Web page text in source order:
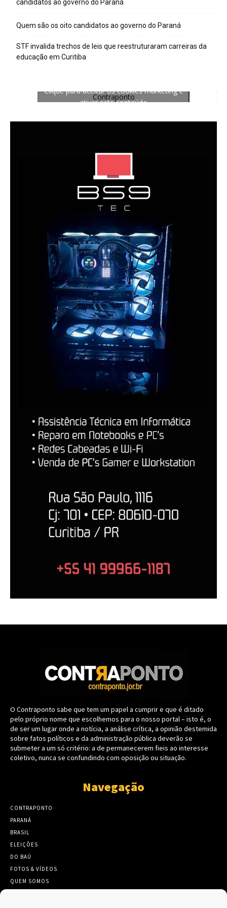
candidatos ao governo do Paraná
Quem são os oito candidatos ao governo do Paraná
STF invalida trechos de leis que reestruturaram carreiras da
educação em Curitiba
Contraponto
Clique para aceitar os cookies marketing e
ativar este conteúdo
O Contraponto sabe que tem um papel a cumprir e que é ditado
pelo próprio nome que escolhemos para o nosso portal – isto é, o
de ser um lugar onde a notícia, a análise crítica, a opinião destemida
sobre fatos políticos e da administração pública deverão se
submeter a um só critério: a de permanecerem fieis ao interesse
coletivo, nunca se confundindo com oposição ou situação.
Navegação
CONTRAPONTO
PARANÁ
BRASIL
ELEIÇÕES
DO BAÚ
FOTOS & VÍDEOS
QUEM SOMOS